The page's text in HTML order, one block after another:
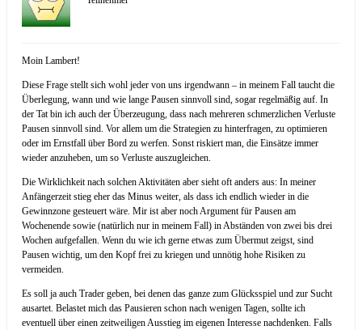
Moin Lambert!
Diese Frage stellt sich wohl jeder von uns irgendwann – in meinem Fall taucht die
Überlegung, wann und wie lange Pausen sinnvoll sind, sogar regelmäßig auf. In
der Tat bin ich auch der Überzeugung, dass nach mehreren schmerzlichen Verluste
Pausen sinnvoll sind. Vor allem um die Strategien zu hinterfragen, zu optimieren
oder im Ernstfall über Bord zu werfen. Sonst riskiert man, die Einsätze immer
wieder anzuheben, um so Verluste auszugleichen.
Die Wirklichkeit nach solchen Aktivitäten aber sieht oft anders aus: In meiner
Anfängerzeit stieg eher das Minus weiter, als dass ich endlich wieder in die
Gewinnzone gesteuert wäre. Mir ist aber noch Argument für Pausen am
Wochenende sowie (natürlich nur in meinem Fall) in Abständen von zwei bis drei
Wochen aufgefallen. Wenn du wie ich gerne etwas zum Übermut zeigst, sind
Pausen wichtig, um den Kopf frei zu kriegen und unnötig hohe Risiken zu
vermeiden.
Es soll ja auch Trader geben, bei denen das ganze zum Glücksspiel und zur Sucht
ausartet. Belastet mich das Pausieren schon nach wenigen Tagen, sollte ich
eventuell über einen zeitweiligen Ausstieg im eigenen Interesse nachdenken. Falls